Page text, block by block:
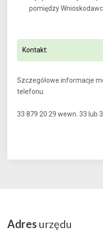
pomiędzy
Kontakt:
Szczegółowe informacje
telefonu:
33 879 20 29 wewn. 33 lub
Adres urzędu